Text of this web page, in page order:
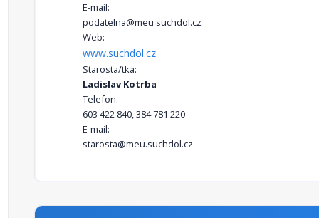
E-mail:
podatelna@meu.suchdol.cz
Web:
www.suchdol.cz
Starosta/tka:
Ladislav Kotrba
Telefon:
603 422 840, 384 781 220
E-mail:
starosta@meu.suchdol.cz